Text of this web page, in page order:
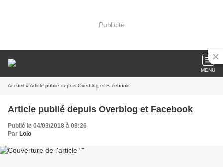
Publicité
MENU
Accueil » Article publié depuis Overblog et Facebook
Article publié depuis Overblog et Facebook
Publié le 04/03/2018 à 08:26
Par Lolo